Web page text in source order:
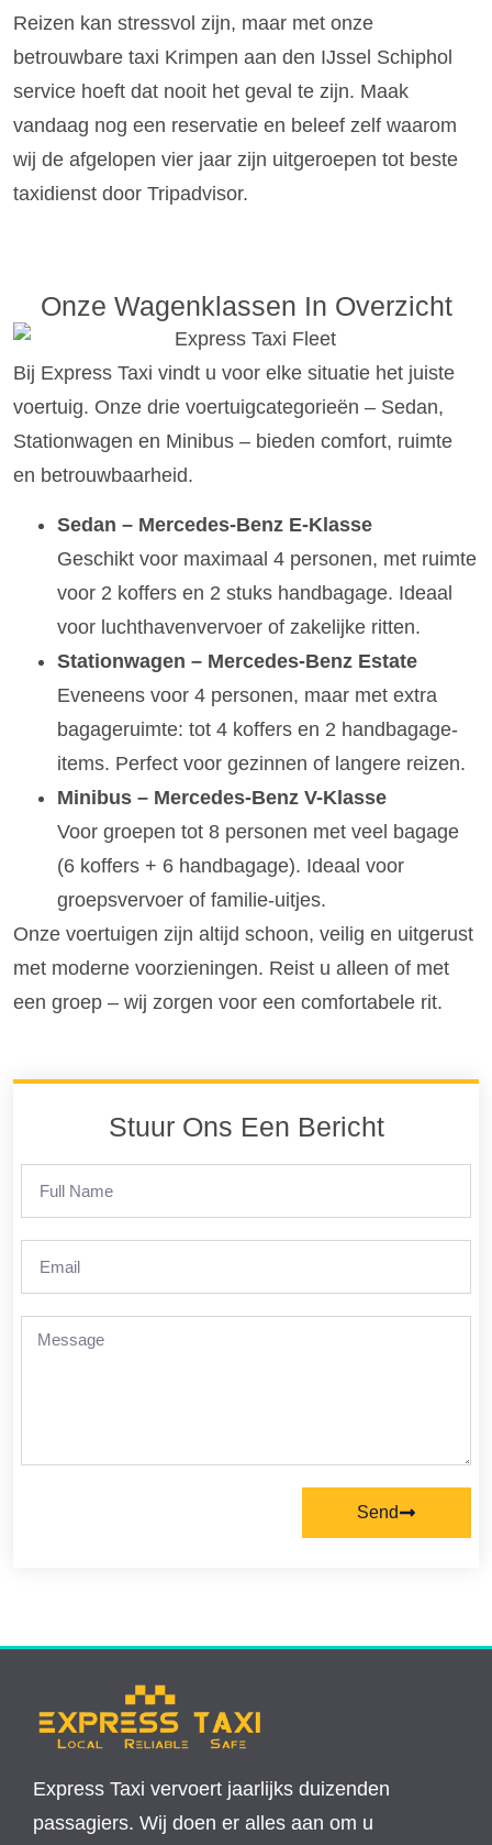
Reizen kan stressvol zijn, maar met onze
betrouwbare taxi Krimpen aan den IJssel Schiphol
service hoeft dat nooit het geval te zijn. Maak
vandaag nog een reservatie en beleef zelf waarom
wij de afgelopen vier jaar zijn uitgeroepen tot beste
taxidienst door Tripadvisor.
Onze Wagenklassen In Overzicht
Bij Express Taxi vindt u voor elke situatie het juiste
voertuig. Onze drie voertuigcategorieën – Sedan,
Stationwagen en Minibus – bieden comfort, ruimte
en betrouwbaarheid.
Sedan – Mercedes-Benz E-Klasse
Geschikt voor maximaal 4 personen, met ruimte
voor 2 koffers en 2 stuks handbagage. Ideaal
voor luchthavenvervoer of zakelijke ritten.
Stationwagen – Mercedes-Benz Estate
Eveneens voor 4 personen, maar met extra
bagageruimte: tot 4 koffers en 2 handbagage-
items. Perfect voor gezinnen of langere reizen.
Minibus – Mercedes-Benz V-Klasse
Voor groepen tot 8 personen met veel bagage
(6 koffers + 6 handbagage). Ideaal voor
groepsvervoer of familie-uitjes.
Onze voertuigen zijn altijd schoon, veilig en uitgerust
met moderne voorzieningen. Reist u alleen of met
een groep – wij zorgen voor een comfortabele rit.
Stuur Ons Een Bericht
Send
Express Taxi vervoert jaarlijks duizenden
passagiers. Wij doen er alles aan om u